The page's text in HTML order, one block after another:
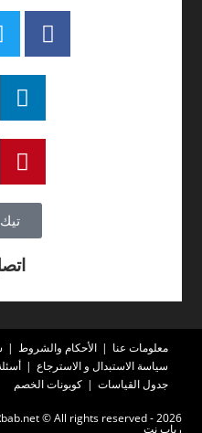
معلومات عنا الأحكام والشروط
سياسة الاستبدال و الاسترجاع
جدول القياسات
كوبونات الخصم
رباب نت